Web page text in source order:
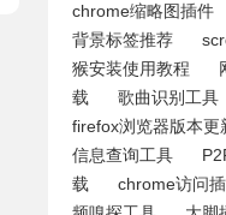
chrome缩略图插件
背景标签推荐
猴安装使用教程
载
歌曲识别工具
firefox浏览器版本更
信息查询工具
载
chrome访问